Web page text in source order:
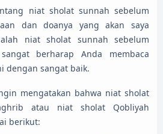
niat sholat sunnah sebelum
dan doanya yang akan saya
niat sholat sunnah sebelum
berharap Anda membaca
dengan sangat baik.
mengatakan bahwa niat sholat
atau niat sholat Qobliyah
berikut: